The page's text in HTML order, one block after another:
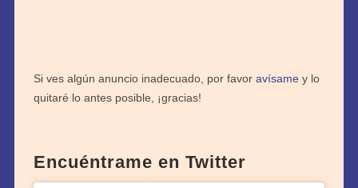
Si ves algún anuncio inadecuado, por favor avísamey lo
quitaré lo antes posible, ¡gracias!
Encuéntrame en Twitter